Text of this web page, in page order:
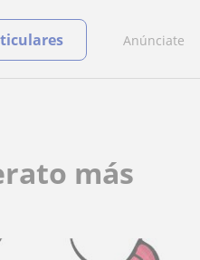
Anúnciate